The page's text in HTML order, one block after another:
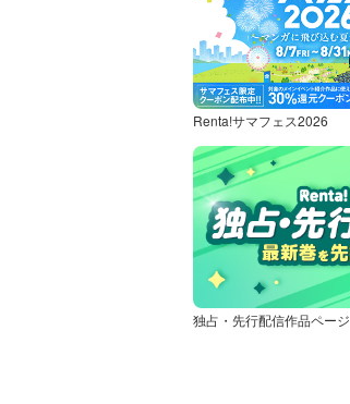
Renta!サマフェス2026
独占・先行配信作品ページ